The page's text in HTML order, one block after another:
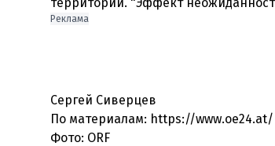
Реклама
Сергей Сиверцев
По материалам: https://www.oe24.at/
Фото: ORF